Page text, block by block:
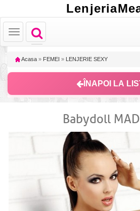
Toggle
navigation
Toggle
navigation
Acasa » FEMEI » LENJERIE SEXY
ÎNAPOI LA
Babydoll